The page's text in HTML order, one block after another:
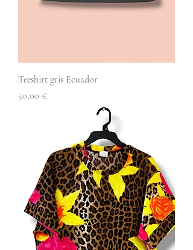
Teeshirt gris Ecuador
Prix
50,00 €